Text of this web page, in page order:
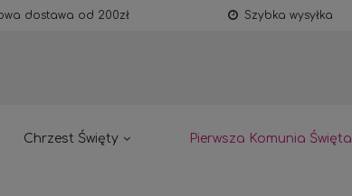
dostawa od 200zł Szybka wysyłka
Chrzest Święty Pierwsza Komunia Święta